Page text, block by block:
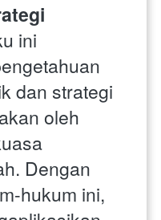
ini
dan strategi
oleh
Dengan
hukum ini,